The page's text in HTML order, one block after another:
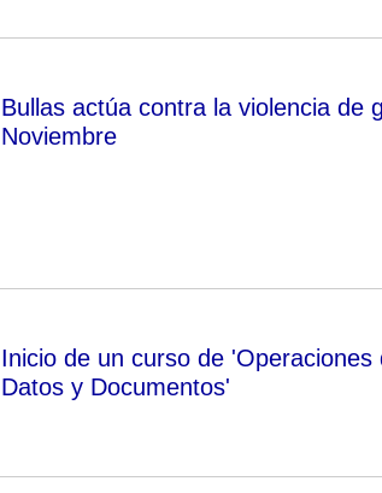
Bullas actúa contra la violencia de
Noviembre
Inicio de un curso de
Datos y Documentos'